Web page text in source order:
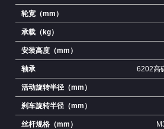
轮宽（mm）
承载（kg）
安装高度（mm）
轴承 6202高
活动旋转半径（mm）
刹车旋转半径（mm）
丝杆规格（mm）